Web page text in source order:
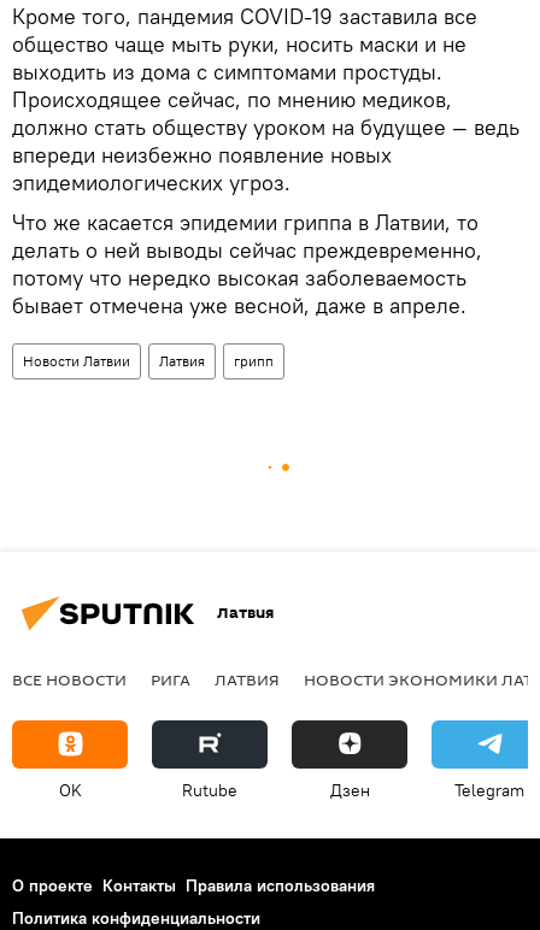
Кроме того, пандемия COVID-19 заставила все
общество чаще мыть руки, носить маски и не
выходить из дома с симптомами простуды.
Происходящее сейчас, по мнению медиков,
должно стать обществу уроком на будущее — ведь
впереди неизбежно появление новых
эпидемиологических угроз.
Что же касается эпидемии гриппа в Латвии, то
делать о ней выводы сейчас преждевременно,
потому что нередко высокая заболеваемость
бывает отмечена уже весной, даже в апреле.
Новости Латвии Латвия грипп
Латвия
ВСЕ НОВОСТИ РИГА ЛАТВИЯ НОВОСТИ ЭКОНОМИКИ
OK Rutube Дзен Telegram
О проекте Контакты Правила использования
Политика конфиденциальности